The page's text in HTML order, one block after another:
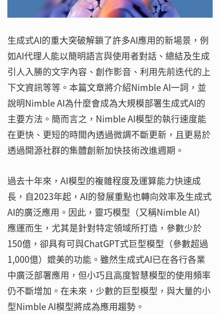
生成式AI的重大突破解鎖了許多AI應用的新場景，例
如AI代理人能以簡明語言與使用者對話、總結及生成
引人入勝的文字內容、創作影音、利用先前迭代的上
下文資訊等等。本篇文章將介紹Nimble AI一詞，並
說明Nimble AI為什麼會成為大規模部署生成式AI的
主要方法。簡而言之，Nimble AI模型的執行速度能
在更快、更短的時間內透過微調不斷更新，且更易於
透過開源社群的集體創新加快技術改進週期。
過去十年來，AI模型的複雜程度及運算能力快速成
長，自2023年起，AI的發展重點也轉向效率及生成式
AI的廣泛應用。因此，靈巧模型（又稱Nimble AI）
應運而生，尤其是針對特定領域所打造，參數少於
150億，卻具有可與ChatGPT式巨型模型（參數超過
1,000億）媲美的功能。雖然生成式AI已在各行各業
中廣泛部署應用，但小巧且高度智慧模型的使用頻率
仍不斷增加。在未來，少數的巨型模型，與大量的小
型Nimble AI模型將成為應用趨勢。